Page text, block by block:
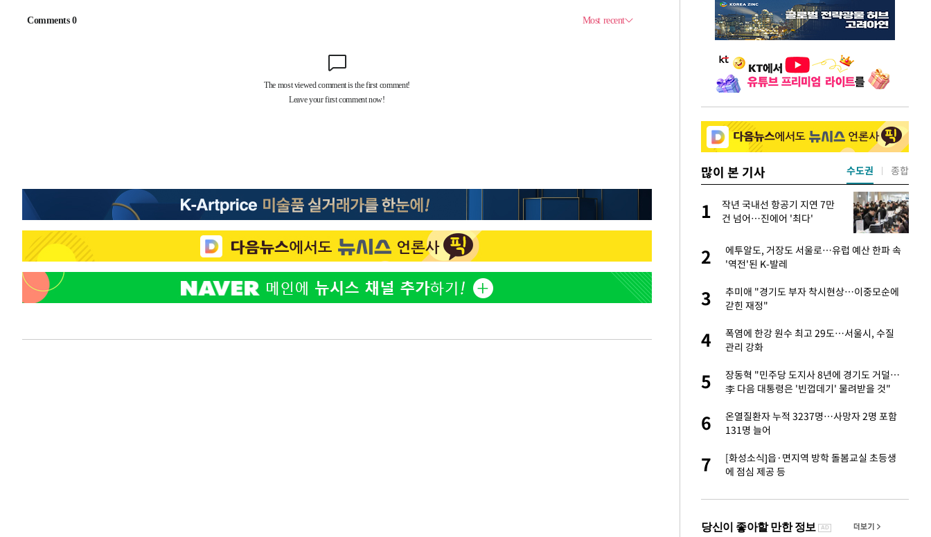
4시간 전 > 이군이 불법 군시설 건설한 레바논 남부에서 레바논군 3명 폭발로 부상
AT마드리드 데뷔 앞둔 이강인, 맨시티전 선발 대신 '벤치 시작'
45.71%
-22739초 전 >[속보]與 당대표 경선, 대구 권리당원 투표 정청래 47.82%·김민석
46.35%
-22536초 전 >
[속보]與 당대표 경선, 강원 권리당원 투표 김민석 승리…50.30%
-20454초 전 >"일본축구협회, 대한축구협회 성 접대 의혹 심판 조사"
-13096초 전 > [속보]장은수, KLPGA 제주삼다수 역전 우승…데뷔 10년 차에 첫
정상
-8388초 전 > 손흥민, 68분 뛰고 2경기 침묵…LAFC, 톨루카에 1-0 승리(종합)
-7660초 전 >'2경기 연속 침묵' 손흥민, 톨루카전 68분만 뛰고 슈팅 0개
1시간 전 >'여긴 20도, 저긴 50도'…열화상 카메라로 본 폭염 저감시설 '온도차'
많이 본 기사
한정수 "황정민 선배만 피
해…떳떳하면 신분 공개하라"
2
격…득점포 재가동 도전
3
이강인, 오늘 서울서 AT마드리드 입단
식…'전례 없는 특급대우'
4
1
작년 국내선 항공기 지연 7만
건 넘어…진에어 '최다'
2
에투알도, 거장도 서울로…유럽 예산 한파 속
'역전'된 K-발레
3
추미애 "경기도 부자 착시현상…이중모순에
갇힌 재정"
4
폭염에 한강 원수 최고 29도…서울시, 수질
관리 강화
5
장동혁 "민주당 도지사 8년에 경기도 거덜…
李 다음 대통령은 '빈껍데기' 물려받을 것"
6
온열질환자 누적 3237명…사망자 2명 포함
131명 늘어
7
[화성소식]읍·면지역 방학 돌봄교실 초등생
에 점심 제공 등
수도권 종합